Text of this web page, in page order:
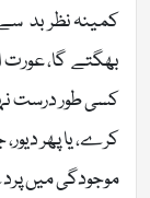
کمینہ نظر بد سے
بھگتے گا،
کسی طور درست
کرے، یا پھر
موجودگی میں